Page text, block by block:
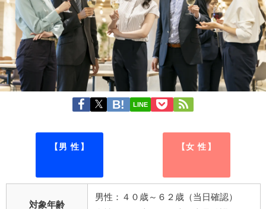
LINE
【男 性】 【女 性】
対象年齢
男性：４０歳～６２歳（当日確認）